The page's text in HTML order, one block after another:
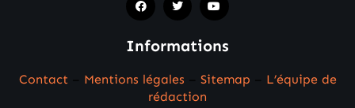
Informations
Contact Mentions légales Sitemap
L’équipe de
rédaction